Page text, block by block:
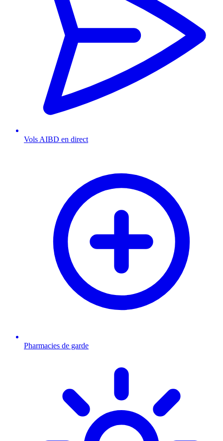
Vols AIBD en direct
Pharmacies de garde